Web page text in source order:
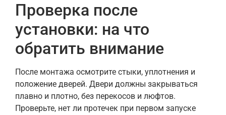
Проверка после
установки: на что
обратить внимание
После монтажа осмотрите стыки, уплотнения и
положение дверей. Двери должны закрываться
плавно и плотно, без перекосов и люфтов.
Проверьте, нет ли протечек при первом запуске